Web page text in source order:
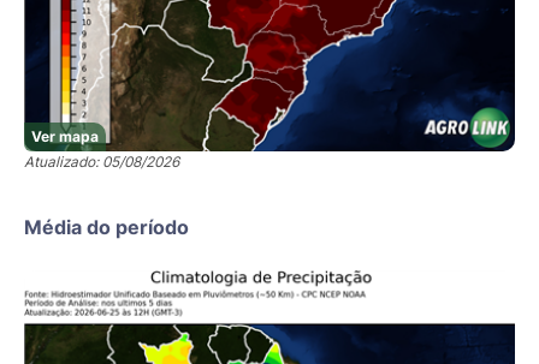
Ver mapa
Atualizado: 05/08/2026
Média do período